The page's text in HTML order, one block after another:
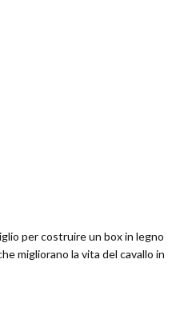
per costruire un box in legno
migliorano la vita del cavallo in